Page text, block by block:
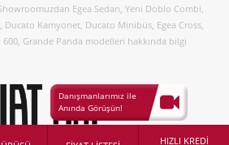
HIZLI KREDİ
Egea Sedan, Yeni Doblo Combi,
Kamyonet, Ducato Minibüs, Egea Cross,
Grande Panda modelleri hakkında bilgi
Danışmanlarımız ile
Anında Görüşün!